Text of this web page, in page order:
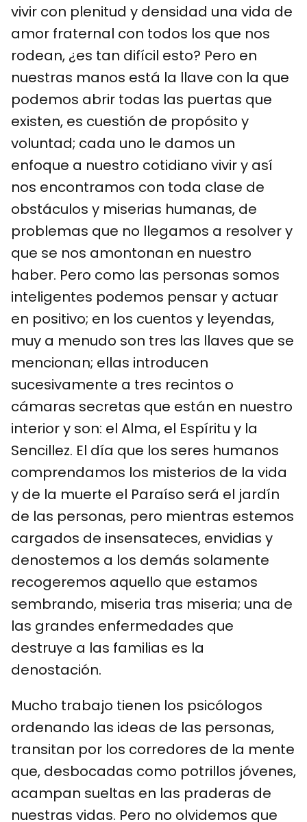
vivir con plenitud y densidad una vida de
amor fraternal con todos los que nos
rodean, ¿es tan difícil esto? Pero en
nuestras manos está la llave con la que
podemos abrir todas las puertas que
existen, es cuestión de propósito y
voluntad; cada uno le damos un
enfoque a nuestro cotidiano vivir y así
nos encontramos con toda clase de
obstáculos y miserias humanas, de
problemas que no llegamos a resolver y
que se nos amontonan en nuestro
haber. Pero como las personas somos
inteligentes podemos pensar y actuar
en positivo; en los cuentos y leyendas,
muy a menudo son tres las llaves que se
mencionan; ellas introducen
sucesivamente a tres recintos o
cámaras secretas que están en nuestro
interior y son: el Alma, el Espíritu y la
Sencillez. El día que los seres humanos
comprendamos los misterios de la vida
y de la muerte el Paraíso será el jardín
de las personas, pero mientras estemos
cargados de insensateces, envidias y
denostemos a los demás solamente
recogeremos aquello que estamos
sembrando, miseria tras miseria; una de
las grandes enfermedades que
destruye a las familias es la
denostación.
Mucho trabajo tienen los psicólogos
ordenando las ideas de las personas,
transitan por los corredores de la mente
que, desbocadas como potrillos jóvenes,
acampan sueltas en las praderas de
nuestras vidas. Pero no olvidemos que